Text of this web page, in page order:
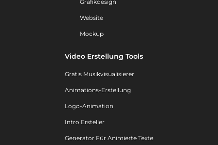
Grafikdesign
Website
Mockup
Video Erstellung Tools
Gratis Musikvisualisierer
Animations-Erstellung
Logo-Animation
Intro Ersteller
Generator Für Animierte Texte